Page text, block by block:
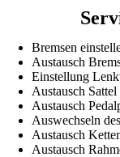
Bremsen
Austausch
Einstellung
Austausch Sattel
Austausch
Auswechseln
Austausch
Austausch